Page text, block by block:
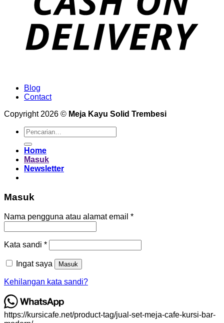
Blog
Contact
Copyright 2026 © Meja Kayu Solid Trembesi
Pencarian
untuk:
Home
Masuk
Newsletter
Masuk
Nama pengguna atau alamat email *Wajib
Kata sandi *Wajib
Ingat saya Masuk
Kehilangan kata sandi?
https://kursicafe.net/product-tag/jual-set-meja-cafe-kursi-bar-